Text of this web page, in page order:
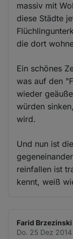
massiv mit
diese Städte
die dort
Ein schönes
was auf den
wieder
würden
wird.
Und nun ist
reinfallen ist
kennt, weiß
Farid
Do. 25 Dez